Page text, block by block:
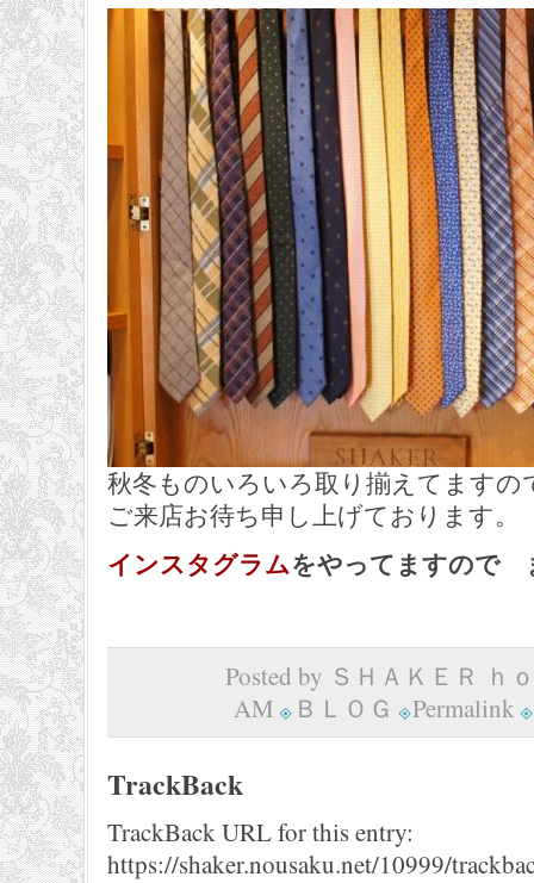
秋冬ものいろいろ取り揃えてますの
ご来店お待ち申し上げております。
インスタグラムをやってますので
Posted by ＳＨＡＫＥＲ ｈ
AM
ＢＬＯＧ Permalink
TrackBack
TrackBack URL for this entry:
https://shaker.nousaku.net/10999/